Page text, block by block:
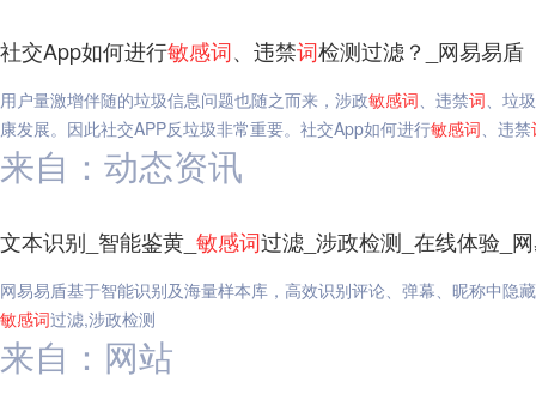
社交App如何进行敏感词、违禁词检测过滤？_网易易盾
用户量激增伴随的垃圾信息问题也随之而来，涉政敏感词、违禁词、垃
康发展。因此社交APP反垃圾非常重要。社交App如何进行敏感词、违禁
来自：动态资讯
文本识别_智能鉴黄_ 敏感词过滤_涉政检测_在线体验_
网易易盾基于智能识别及海量样本库，高效识别评论、弹幕、昵称中
敏感词过滤,涉政检测
来自：网站